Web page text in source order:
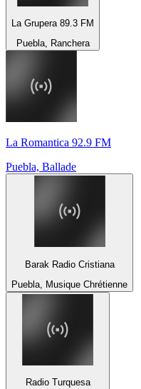
La Grupera 89.3 FM
Puebla, Ranchera
La Romantica 92.9 FM
Puebla, Ballade
Barak Radio Cristiana
Puebla, Musique Chrétienne
Radio Turquesa